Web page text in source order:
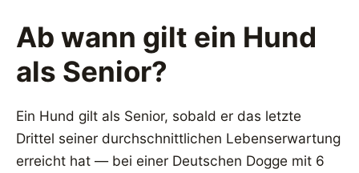
Ab wann gilt ein Hund
als Senior?
Ein Hund gilt als Senior, sobald er das letzte
Drittel seiner durchschnittlichen Lebenserwartung
erreicht hat — bei einer Deutschen Dogge mit 6